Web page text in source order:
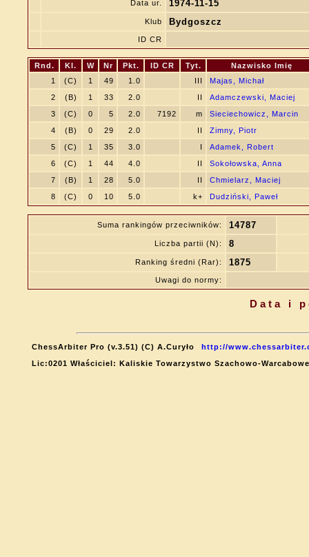
Data ur. 1974-11-15
Klub Bydgoszcz
ID CR
Rnd. Kl. W Nr Pkt. ID CR Tyt.
Nazwisko Imię
1
(C) 1 49 1.0 III
Majas, Michał
2
(B) 1 33 2.0 II
Adamczewski, Maciej
3
(C) 0 5 2.0 7192 m
Sieciechowicz, Marcin
4
(B) 0 29 2.0 II
Zimny, Piotr
5
(C) 1 35 3.0 I
Adamek, Robert
6
(C) 1 44 4.0 II
Sokołowska, Anna
7
(B) 1 28 5.0 II
Chmielarz, Maciej
8
(C) 0 10 5.0 k+ Dudziński, Paweł
Suma rankingów przeciwników: 14787
Liczba partii (N): 8
Ranking średni (Rar): 1875
Uwagi do normy:
Data i
ChessArbiter Pro (v.3.51) (C) A.Curyło
http://
Lic:0201 Właściciel: Kaliskie Towarzystwo Szachowo-Warcabowe